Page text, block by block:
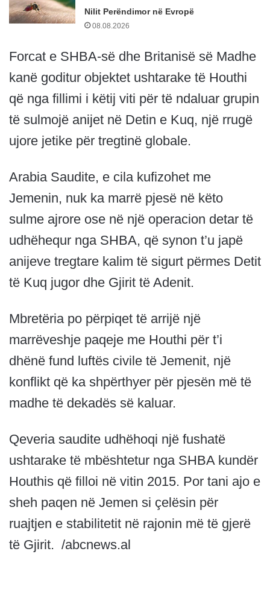
Nilit Perëndimor në Evropë
08.08.2026
Forcat e SHBA-së dhe Britanisë së Madhe
kanë goditur objektet ushtarake të Houthi
që nga fillimi i këtij viti për të ndaluar grupin
të sulmojë anijet në Detin e Kuq, një rrugë
ujore jetike për tregtinë globale.
Arabia Saudite, e cila kufizohet me
Jemenin, nuk ka marrë pjesë në këto
sulme ajrore ose në një operacion detar të
udhëhequr nga SHBA, që synon t’u japë
anijeve tregtare kalim të sigurt përmes Detit
të Kuq jugor dhe Gjirit të Adenit.
Mbretëria po përpiqet të arrijë një
marrëveshje paqeje me Houthi për t’i
dhënë fund luftës civile të Jemenit, një
konflikt që ka shpërthyer për pjesën më të
madhe të dekadës së kaluar.
Qeveria saudite udhëhoqi një fushatë
ushtarake të mbështetur nga SHBA kundër
Houthis që filloi në vitin 2015. Por tani ajo e
sheh paqen në Jemen si çelësin për
ruajtjen e stabilitetit në rajonin më të gjerë
të Gjirit. /abcnews.al